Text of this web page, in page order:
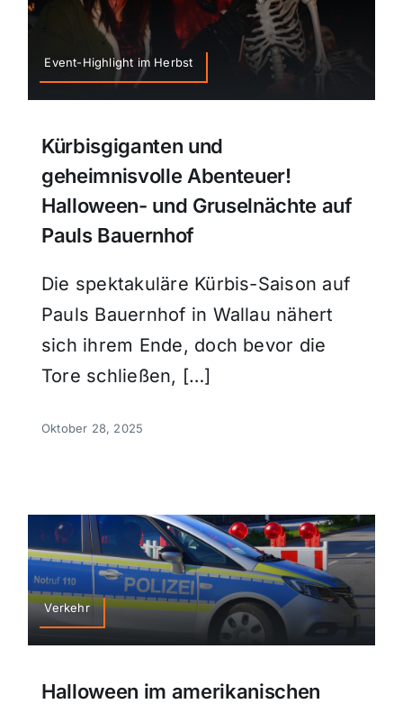
Event-Highlight im Herbst
Kürbisgiganten und
geheimnisvolle Abenteuer!
Halloween- und Gruselnächte auf
Pauls Bauernhof
Die spektakuläre Kürbis-Saison auf
Pauls Bauernhof in Wallau nähert
sich ihrem Ende, doch bevor die
Tore schließen, […]
Oktober 28, 2025
Verkehr
Halloween im amerikanischen